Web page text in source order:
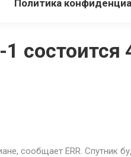
Политика
1
сообщает ERR. Спутник